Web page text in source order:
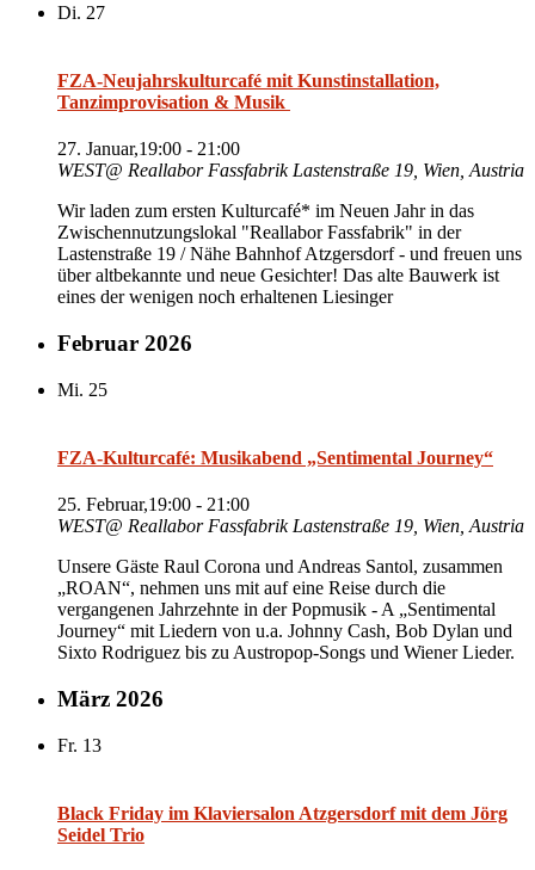
Di. 27
FZA-Neujahrskulturcafé mit Kunstinstallation,
Tanzimprovisation & Musik
27. Januar,19:00 - 21:00
WEST@ Reallabor FassfabrikLastenstraße 19, Wien, Austria
Wir laden zum ersten Kulturcafé* im Neuen Jahr in das
Zwischennutzungslokal "Reallabor Fassfabrik" in der
Lastenstraße 19 / Nähe Bahnhof Atzgersdorf - und freuen uns
über altbekannte und neue Gesichter! Das alte Bauwerk ist
eines der wenigen noch erhaltenen Liesinger
Februar 2026
Mi. 25
FZA-Kulturcafé: Musikabend „Sentimental Journey“
25. Februar,19:00 - 21:00
WEST@ Reallabor Fassfabrik Lastenstraße 19, Wien, Austria
Unsere Gäste Raul Corona und Andreas Santol, zusammen
„ROAN“, nehmen uns mit auf eine Reise durch die
vergangenen Jahrzehnte in der Popmusik - A „Sentimental
Journey“ mit Liedern von u.a. Johnny Cash, Bob Dylan und
Sixto Rodriguez bis zu Austropop-Songs und Wiener Lieder.
März 2026
Fr. 13
Black Friday im Klaviersalon Atzgersdorf mit dem Jörg
Seidel Trio